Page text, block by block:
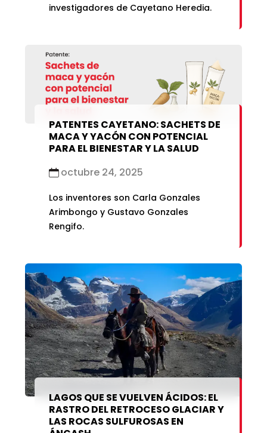
investigadores de Cayetano Heredia.
PATENTES CAYETANO: SACHETS DE
MACA Y YACÓN CON POTENCIAL
PARA EL BIENESTAR Y LA SALUD
octubre 24, 2025
Los inventores son Carla Gonzales
Arimbongo y Gustavo Gonzales
Rengifo.
LAGOS QUE SE VUELVEN ÁCIDOS: EL
RASTRO DEL RETROCESO GLACIAR Y
LAS ROCAS SULFUROSAS EN